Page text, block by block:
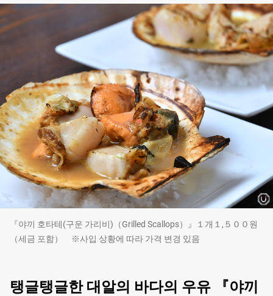
『야끼 호타테(구운 가리비)（Grilled Scallops）』１개１,５００원
（세금 포함） ※사입 상황에 따라 가격 변경 있음
탱글탱글한 대알의 바다의 우유 『야끼